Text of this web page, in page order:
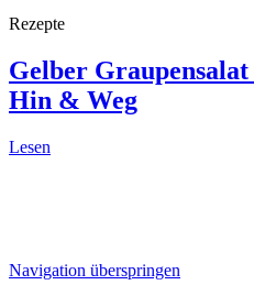
Rezepte
Gelber
Hin & Weg
Lesen
Navigation überspringen